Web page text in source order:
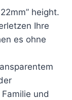
height.
Ihre
es ohne
und